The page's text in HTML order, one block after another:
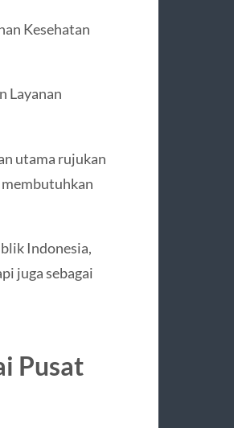
Kesehatan
Layanan
utama rujukan
membutuhkan
Indonesia,
juga sebagai
Pusat